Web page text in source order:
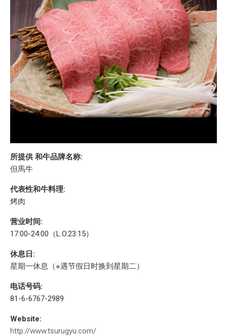
所提供 和牛品牌名称:
但馬牛
代表性和牛料理:
烤肉
营业时间:
17:00-24:00（L.O.23:15）
休息日:
星期一休息（※遇节假日时换到星期二）
电话号码:
81-6-6767-2989
Website:
http://www.tsurugyu.com/